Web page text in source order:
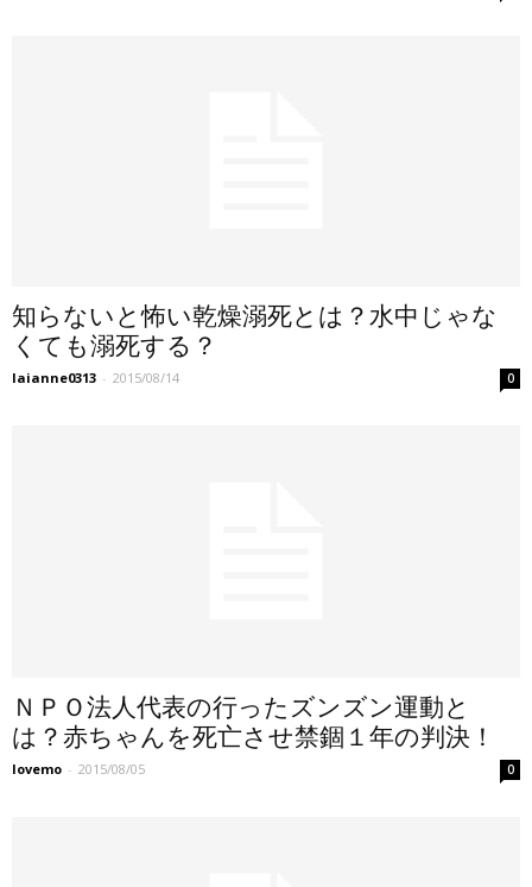
知らないと怖い乾燥溺死とは？水中じゃな
くても溺死する？
laianne0313 - 2015/08/14 0
ＮＰＯ法人代表の行ったズンズン運動と
は？赤ちゃんを死亡させ禁錮１年の判決！
lovemo - 2015/08/05 0